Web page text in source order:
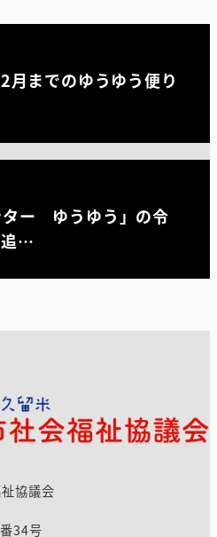
までのゆうゆう便り
ター ゆうゆう」の令
追…
協議会
34号